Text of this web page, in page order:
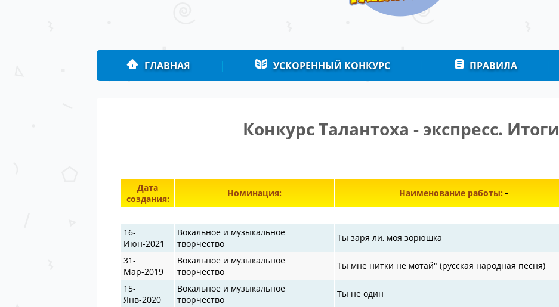
ГЛАВНАЯ | УСКОРЕННЫЙ КОНКУРС | ПРАВИЛА |
Конкурс Талантоха - экспресс. Итоги
Дата
создания:
Номинация: Наименование работы:
16-
Июн-2021
Вокальное и музыкальное
творчество
Ты заря ли, моя зорюшка
31-
Мар-2019
Вокальное и музыкальное
творчество
Ты мне нитки не мотай" (русская народная песня)
15-
Янв-2020
Вокальное и музыкальное
творчество
Ты не один